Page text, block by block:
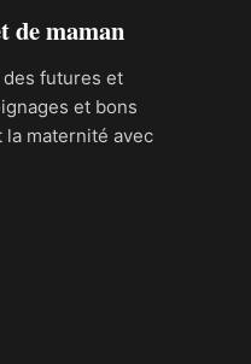
de maman
futures et
et bons
maternité avec